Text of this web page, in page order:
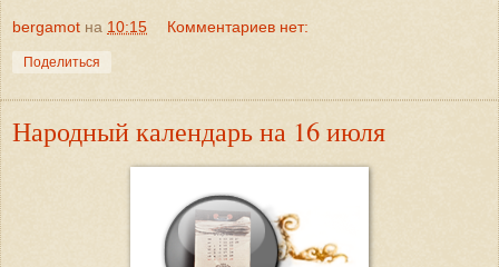
bergamot на 10:15 Комментариев нет:
Поделиться
Народный календарь на 16 июля